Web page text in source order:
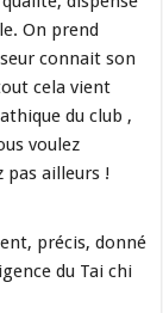
On prend
connait son
cela vient
du club ,
voulez
pas ailleurs !
précis, donné
du Tai chi